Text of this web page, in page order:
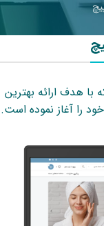
با هدف ارائه بهترین
را آغاز نموده است.